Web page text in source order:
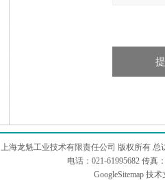
上海龙魁工业技术有限责任公司 版权所有 总
电话：021-61995682 传真
GoogleSitemap技术